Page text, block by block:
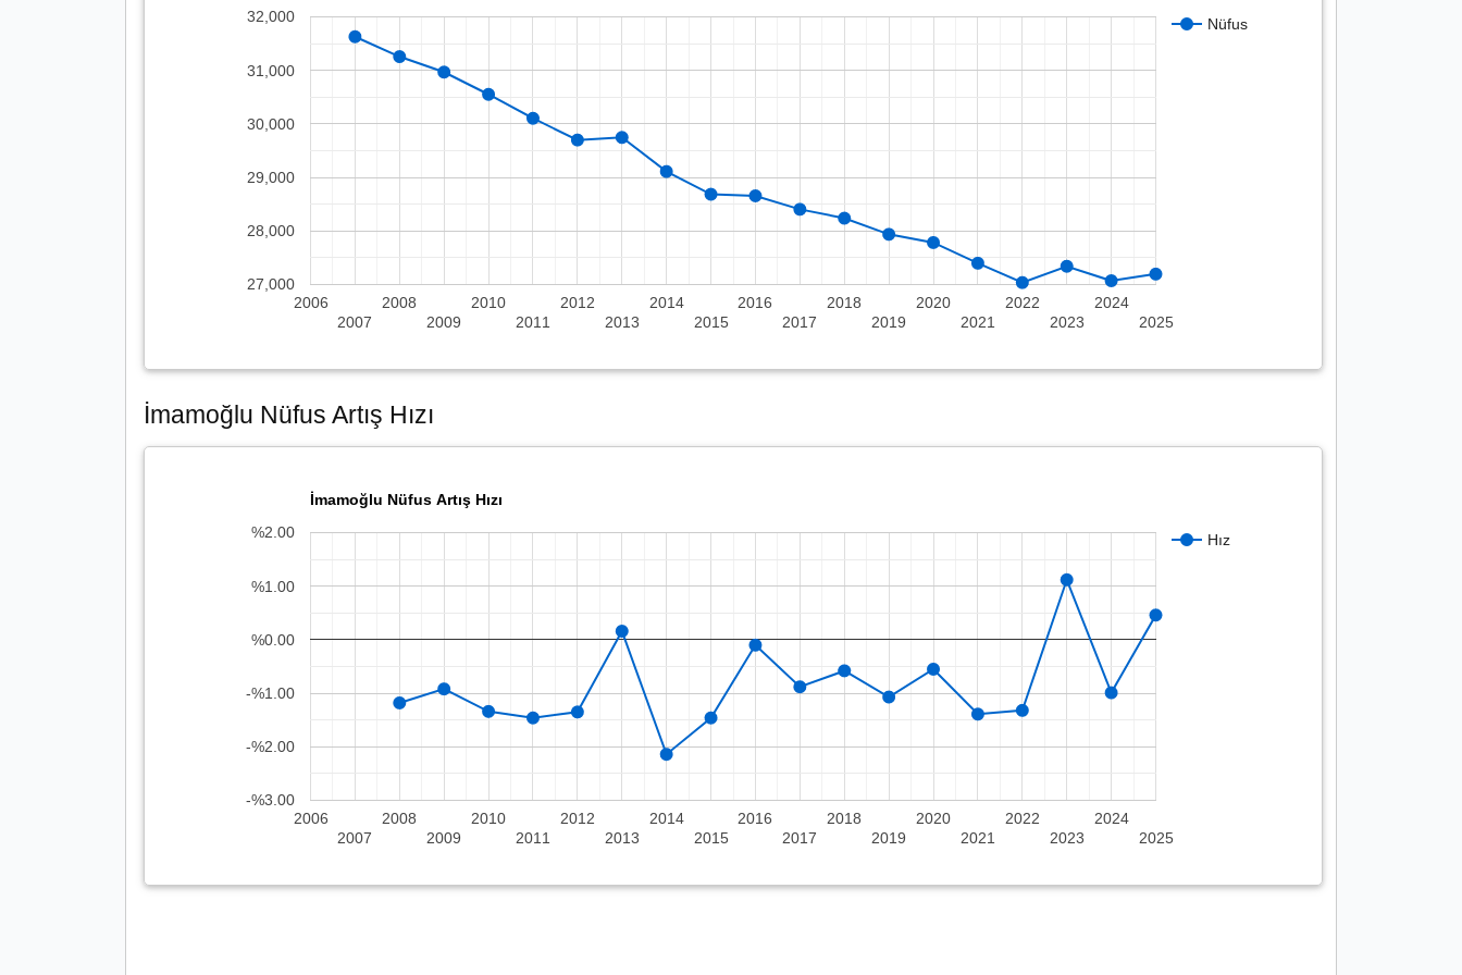
Nüfus
2006
2007
2008
2009
2010
2011
2012
2013
2014
2015
2016
2017
2018
2019
2020
2021
2022
2023
2024
2025
27,000
28,000
29,000
30,000
31,000
32,000
İmamoğlu Nüfus Artış Hızı
İmamoğlu Nüfus Artış Hızı
Hız
2006
2007
2008
2009
2010
2011
2012
2013
2014
2015
2016
2017
2018
2019
2020
2021
2022
2023
2024
2025
-%3.00
-%2.00
-%1.00
%0.00
%1.00
%2.00